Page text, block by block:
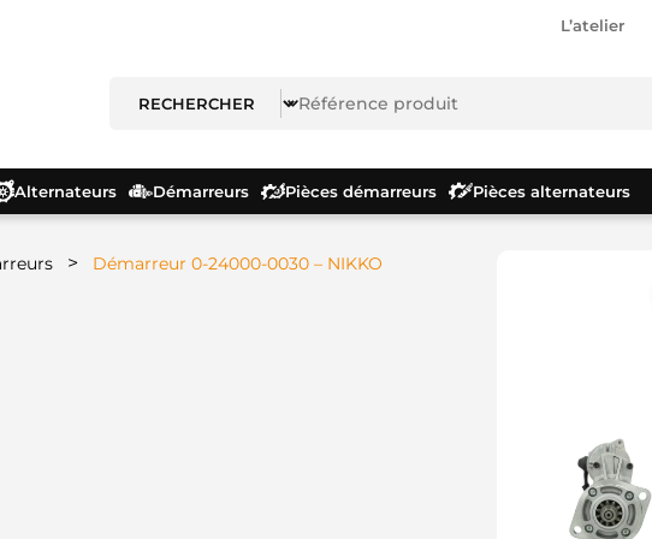
L’atelier
Alternateurs Démarreurs Pièces démarreurs Pièces alternateurs
>
Démarreur 0-24000-0030 – NIKKO